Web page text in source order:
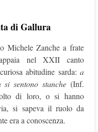
di Gallura
Michele Zanche a frate
nel XXII canto
abitudine sarda: a
sentono stanche(Inf.
di loro, o si hanno
si sapeva il ruolo da
era a conoscenza.